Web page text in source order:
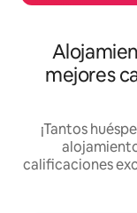
mejores
¡Tantos
calificaciones